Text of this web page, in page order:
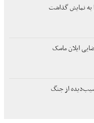
به نمایش گذاشت
از جنگ